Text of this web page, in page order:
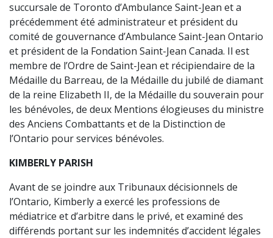
succursale de Toronto d’Ambulance Saint-Jean et a
précédemment été administrateur et président du
comité de gouvernance d’Ambulance Saint-Jean Ontario
et président de la Fondation Saint-Jean Canada. Il est
membre de l’Ordre de Saint-Jean et récipiendaire de la
Médaille du Barreau, de la Médaille du jubilé de diamant
de la reine Elizabeth II, de la Médaille du souverain pour
les bénévoles, de deux Mentions élogieuses du ministre
des Anciens Combattants et de la Distinction de
l’Ontario pour services bénévoles.
KIMBERLY PARISH
Avant de se joindre aux Tribunaux décisionnels de
l’Ontario, Kimberly a exercé les professions de
médiatrice et d’arbitre dans le privé, et examiné des
différends portant sur les indemnités d’accident légales